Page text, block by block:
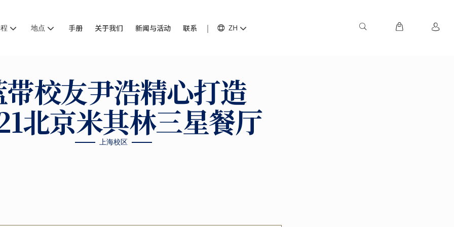
地点 手册 关于我们 新闻与活动 联系 ZH
校友尹浩精心打造
北京米其林三星餐厅
上海校区